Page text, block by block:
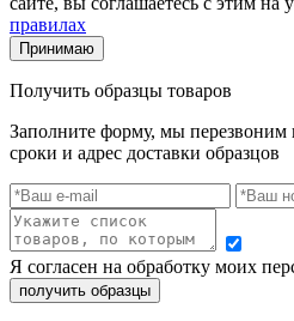
правилах
Принимаю
Получить образцы товаров
Заполните форму, мы перезвоним
сроки и адрес доставки образцов
Я согласен на обработку моих